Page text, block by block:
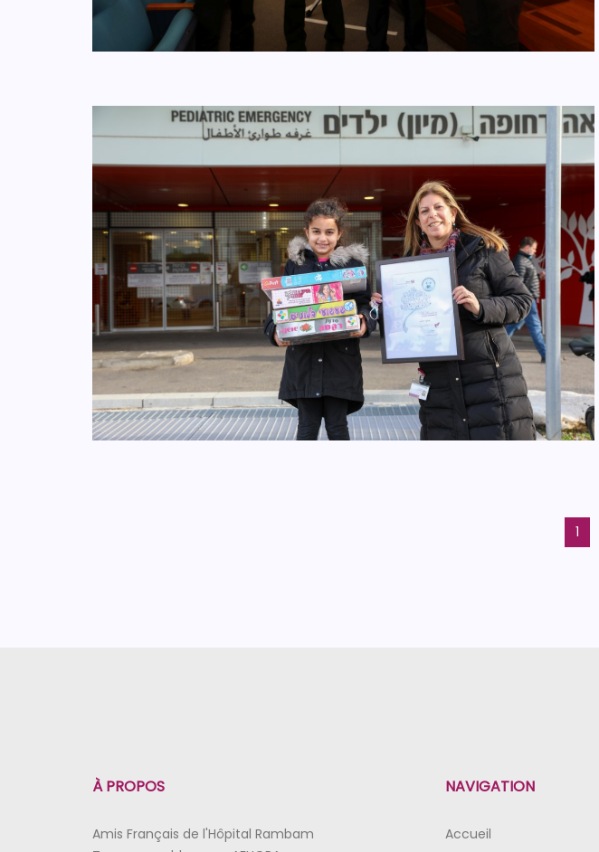
1
À PROPOS
Amis Français de l'Hôpital Rambam
NAVIGATION
Accueil